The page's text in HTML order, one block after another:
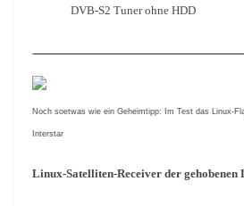
DVB-S2 Tuner ohne HDD
Noch soetwas wie ein Geheimtipp: Im Test das Linux-
Interstar
Linux-Satelliten-Receiver der gehobenen